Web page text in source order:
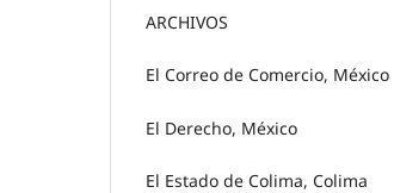
ARCHIVOS
El Correo de Comercio, México
El Derecho, México
El Estado de Colima, Colima